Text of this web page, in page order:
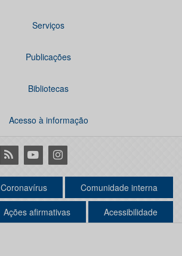
Serviços
Publicações
Bibliotecas
Acesso à informação
RSS YoutubeInstagram
Coronavírus Comunidade interna
Ações afirmativas Acessibilidade